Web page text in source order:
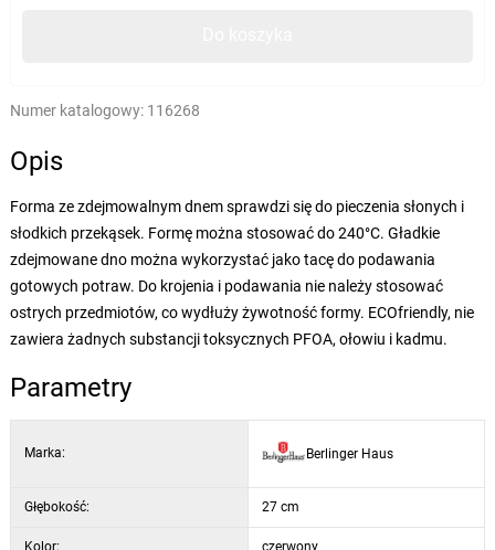
Numer katalogowy: 116268
Opis
Forma ze zdejmowalnym dnem sprawdzi się do pieczenia słonych i
słodkich przekąsek. Formę można stosować do 240°C. Gładkie
zdejmowane dno można wykorzystać jako tacę do podawania
gotowych potraw. Do krojenia i podawania nie należy stosować
ostrych przedmiotów, co wydłuży żywotność formy. ECOfriendly, nie
zawiera żadnych substancji toksycznych PFOA, ołowiu i kadmu.
Parametry
Marka: Berlinger Haus
Głębokość: 27 cm
Kolor: czerwony